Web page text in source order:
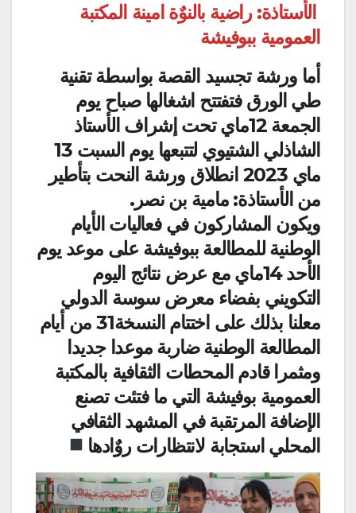
الأستاذة: راضية بالنوٌة امينة المكتبة
العمومية ببوفيشة
أما ورشة تجسيد القصة بواسطة تقنية
طي الورق فتفتتح اشغالها صباح يوم
الجمعة 12ماي تحت إشراف الأستاذ
الشاذلي الشتيوي لتتبعها يوم السبت 13
ماي 2023 انطلاق ورشة النحت بتأطير
من الأستاذة: مامية بن نصر.
ويكون المشاركون في فعاليات الأيام
الوطنية للمطالعة ببوفيشة على موعد يوم
الأحد 14ماي مع عرض نتائج اليوم
التكويني بفضاء معرض سوسة الدولي
معلنا بذلك على اختتام النسخة31 من أيام
المطالعة الوطنية ضاربة موعدا جديدا
ومثمرا قادم المحطات الثقافية بالمكتبة
العمومية بوفيشة التي ما فتئت تصنع
الإضافة المرتقبة في المشهد الثقافي
المحلي استجابة لانتظارات روٌادها